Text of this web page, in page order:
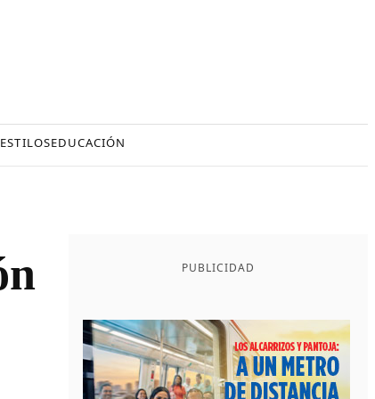
ESTILOSEDUCACIÓN
PUBLICIDAD